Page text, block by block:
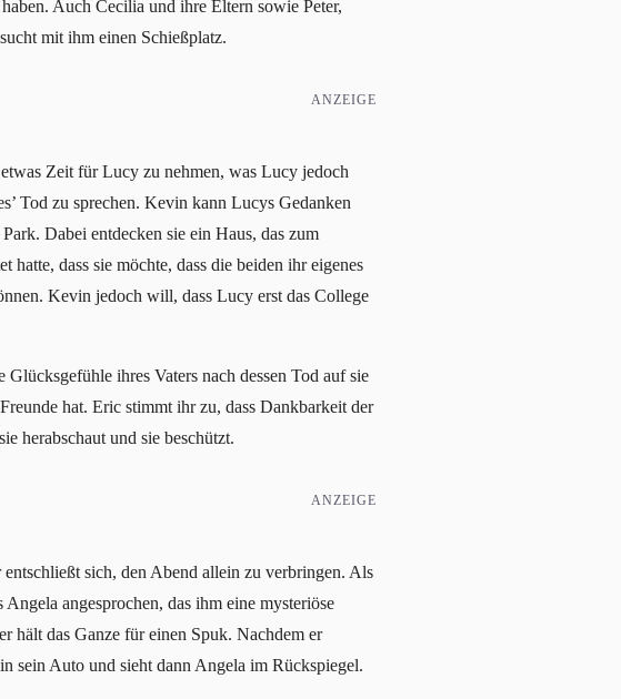
Auch Cecilia und ihre Eltern sowie Peter,
mit ihm einen Schießplatz.
ANZEIGE
Zeit für Lucy zu nehmen, was Lucy jedoch
Tod zu sprechen. Kevin kann Lucys Gedanken
Dabei entdecken sie ein Haus, das zum
dass sie möchte, dass die beiden ihr eigenes
Kevin jedoch will, dass Lucy erst das College
ihres Vaters nach dessen Tod auf sie
hat. Eric stimmt ihr zu, dass Dankbarkeit der
herabschaut und sie beschützt.
ANZEIGE
sich, den Abend allein zu verbringen. Als
angesprochen, das ihm eine mysteriöse
hält das Ganze für einen Spuk. Nachdem er
sein Auto und sieht dann Angela im Rückspiegel.